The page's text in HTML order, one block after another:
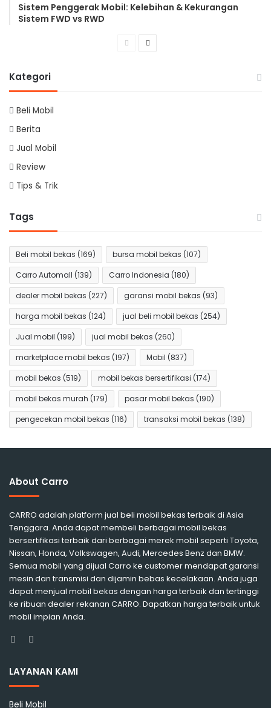
Sistem Penggerak Mobil: Kelebihan & Kekurangan
Sistem FWD vs RWD
PreviousNext
Kategori
Beli Mobil
Berita
Jual Mobil
Review
Tips & Trik
Tags
Beli mobil bekas (169) bursa mobil bekas (107)
Carro Automall (139) Carro Indonesia (180)
dealer mobil bekas (227) garansi mobil bekas (93)
harga mobil bekas (124) jual beli mobil bekas (254)
Jual mobil (199) jual mobil bekas (260)
marketplace mobil bekas (197) Mobil (837)
mobil bekas (519) mobil bekas bersertifikasi (174)
mobil bekas murah (179) pasar mobil bekas (190)
pengecekan mobil bekas (116) transaksi mobil bekas (138)
About Carro
CARRO adalah platform jual beli mobil bekas terbaik di Asia
Tenggara. Anda dapat membeli berbagai mobil bekas
bersertifikasi terbaik dari berbagai merek mobil seperti Toyota,
Nissan, Honda, Volkswagen, Audi, Mercedes Benz dan BMW.
Semua mobil yang dijual Carro ke customer mendapat garansi
mesin dan transmisi dan dijamin bebas kecelakaan. Anda juga
dapat menjual mobil bekas dengan harga terbaik dan tertinggi
ke ribuan dealer rekanan CARRO. Dapatkan harga terbaik untuk
mobil impian Anda.
Facebook
Instagram
LAYANAN KAMI
Beli Mobil